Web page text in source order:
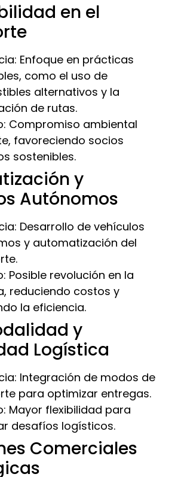
en el
Enfoque en prácticas
como el uso de
alternativos y la
de rutas.
Compromiso ambiental
favoreciendo socios
sostenibles.
y
Autónomos
Desarrollo de vehículos
y automatización del
Posible revolución en la
reduciendo costos y
la eficiencia.
y
Logística
Integración de modos de
para optimizar entregas.
Mayor flexibilidad para
desafíos logísticos.
Comerciales